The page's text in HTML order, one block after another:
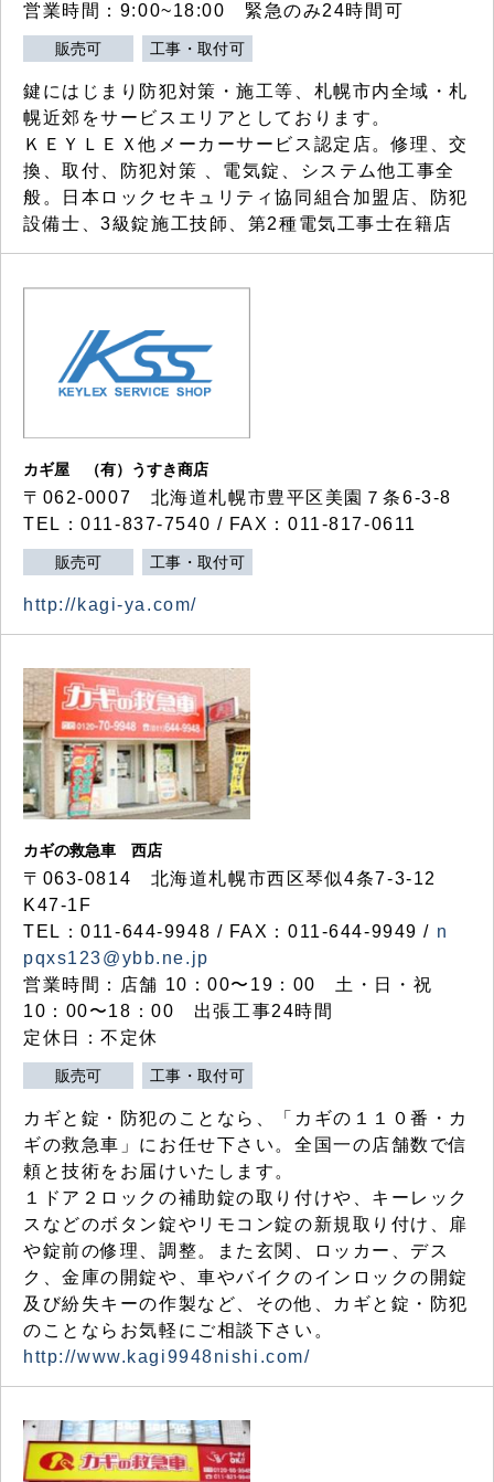
営業時間：9:00~18:00 緊急のみ24時間可
販売可 工事・取付可
鍵にはじまり防犯対策・施工等、札幌市内全域・札
幌近郊をサービスエリアとしております。
ＫＥＹＬＥＸ他メーカーサービス認定店。修理、交
換、取付、防犯対策 、電気錠、システム他工事全
般。日本ロックセキュリティ協同組合加盟店、防犯
設備士、3級錠施工技師、第2種電気工事士在籍店
カギ屋 （有）うすき商店
〒062-0007 北海道札幌市豊平区美園７条6-3-8
TEL：011-837-7540 / FAX：011-817-0611
販売可 工事・取付可
http://kagi-ya.com/
カギの救急車 西店
〒063-0814 北海道札幌市西区琴似4条7-3-12
K47-1F
TEL：011-644-9948 / FAX：011-644-9949 / n
pqxs123@ybb.ne.jp
営業時間：店舗 10：00〜19：00 土・日・祝
10：00〜18：00 出張工事24時間
定休日：不定休
販売可 工事・取付可
カギと錠・防犯のことなら、「カギの１１０番・カ
ギの救急車」にお任せ下さい。全国一の店舗数で信
頼と技術をお届けいたします。
１ドア２ロックの補助錠の取り付けや、キーレック
スなどのボタン錠やリモコン錠の新規取り付け、扉
や錠前の修理、調整。また玄関、ロッカー、デス
ク、金庫の開錠や、車やバイクのインロックの開錠
及び紛失キーの作製など、その他、カギと錠・防犯
のことならお気軽にご相談下さい。
http://www.kagi9948nishi.com/